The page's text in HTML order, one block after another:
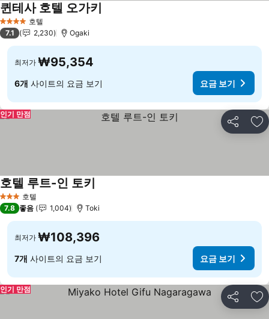
4 성급 호텔
퀸테사 호텔 오가키
7.1 2,230 Ogaki
최저가 ₩95,354
6개 사이트의 요금 보기 요금 보기
공유 즐
인기 만점
3 성급 호텔
호텔 루트-인 토키
7.8 좋음 1,004 Toki
최저가 ₩108,396
7개 사이트의 요금 보기 요금 보기
공유 즐
인기 만점